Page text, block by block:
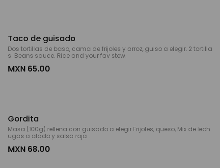
Taco de guisado
Dos tortillas de baso, cama de frijoles y arroz, guiso a elegir. 2 tortilla
s. Beans sauce. Rice and your fav stew.
MXN 65.00
Gordita
Masa (100g) rellena con guisado a elegir Frijoles, queso, Mix de lech
ugas a alado y salsa roja .
MXN 68.00